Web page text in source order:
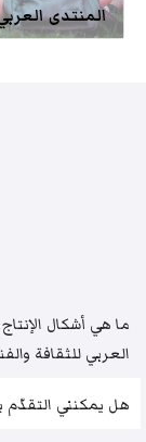
المنتدى
ما هي أشكال
العربي للثقافة
هل يمكنني